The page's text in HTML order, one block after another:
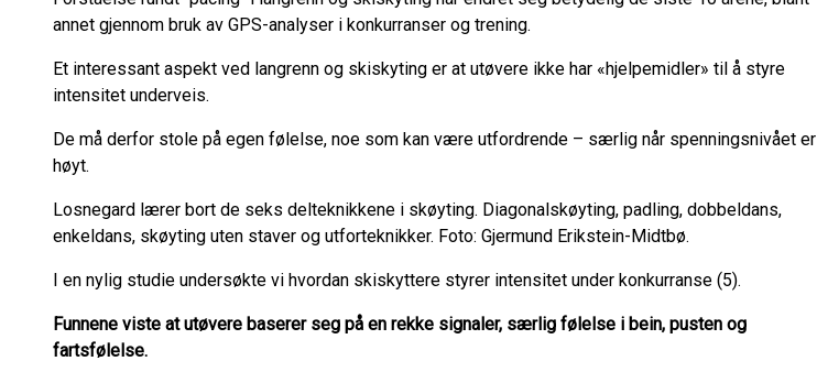
annet gjennom bruk av GPS-analyser i konkurranser og trening.
Et interessant aspekt ved langrenn og skiskyting er at utøvere ikke har «hjelpemidler» til å styre
intensitet underveis.
De må derfor stole på egen følelse, noe som kan være utfordrende – særlig når spenningsnivået er
høyt.
Losnegard lærer bort de seks delteknikkene i skøyting. Diagonalskøyting, padling, dobbeldans,
enkeldans, skøyting uten staver og utforteknikker. Foto: Gjermund Erikstein-Midtbø.
I en nylig studie undersøkte vi hvordan skiskyttere styrer intensitet under konkurranse (5).
Funnene viste at utøvere baserer seg på en rekke signaler, særlig følelse i bein, pusten og
fartsfølelse.